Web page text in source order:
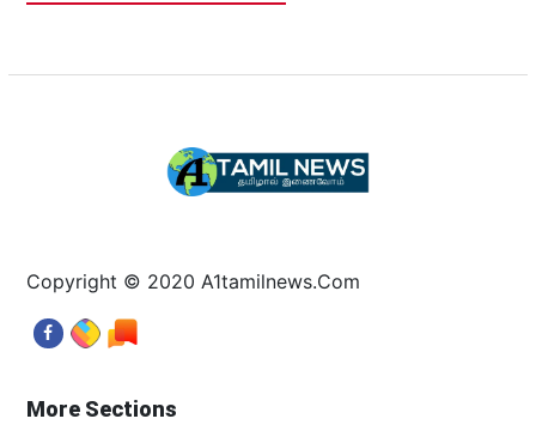
Copyright © 2020 A1tamilnews.Com
More Sections